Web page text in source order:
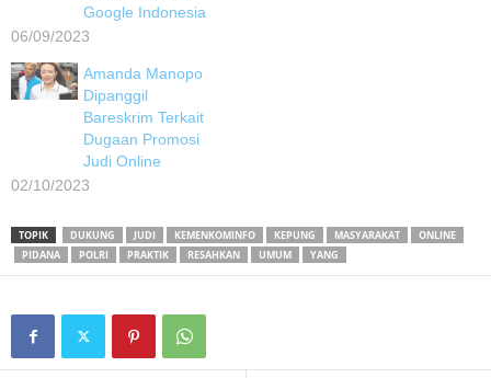
Google Indonesia
06/09/2023
Amanda Manopo
Dipanggil
Bareskrim Terkait
Dugaan Promosi
Judi Online
02/10/2023
TOPIK DUKUNG JUDI KEMENKOMINFO KEPUNG MASYARAKAT
ONLINE
PIDANA
POLRI PRAKTIK RESAHKAN UMUM YANG